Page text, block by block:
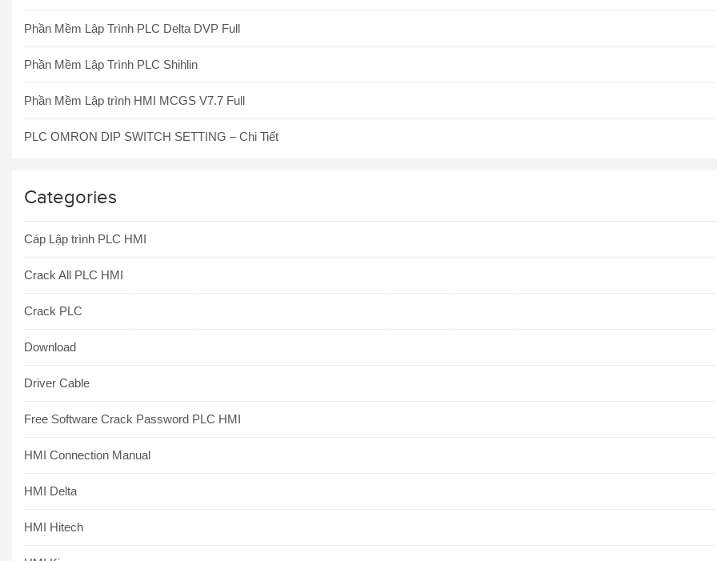
Phần Mềm Lập Trình PLC Delta DVP Full
Phần Mềm Lập Trình PLC Shihlin
Phần Mềm Lập trình HMI MCGS V7.7 Full
PLC OMRON DIP SWITCH SETTING – Chi Tiết
Categories
Cáp Lập trình PLC HMI
Crack All PLC HMI
Crack PLC
Download
Driver Cable
Free Software Crack Password PLC HMI
HMI Connection Manual
HMI Delta
HMI Hitech